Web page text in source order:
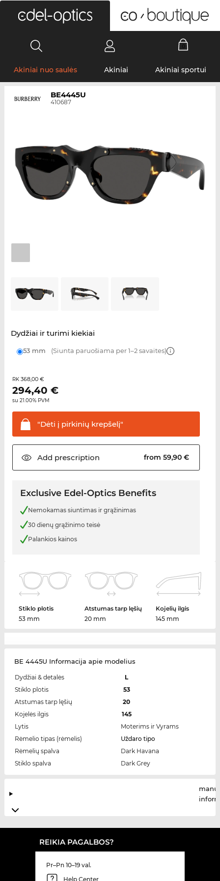
Akiniai nuo saulės Akiniai Akiniai sportui
BE4445U
410687
Dydžiai ir turimi kiekiai
53 mm (Siunta paruošiama per 1–2 savaites)
RK 368,00 €
294,40 €
su 21.00% PVM
"Dėti į pirkinių krepšelį"
Add prescription from 59,90 €
Exclusive Edel-Optics Benefits
Nemokamas siuntimas ir grąžinimas
30 dienų grąžinimo teisė
Palankios kainos
Stiklo plotis
53 mm
Atstumas tarp lęšių
20 mm
Kojelių ilgis
145 mm
BE 4445U Informacija apie modelius
Dydžiai & detalės
L
Stiklo plotis
53
Atstumas tarp lęšių
20
Kojelės ilgis
145
Lytis
Moterims ir Vyrams
Rėmelio tipas (rėmelis)
Uždaro tipo
Rėmelių spalva
Dark Havana
Stiklo spalva
Dark Grey
REIKIA PAGALBOS?
Pr–Pn 10–19 val.
Help Center